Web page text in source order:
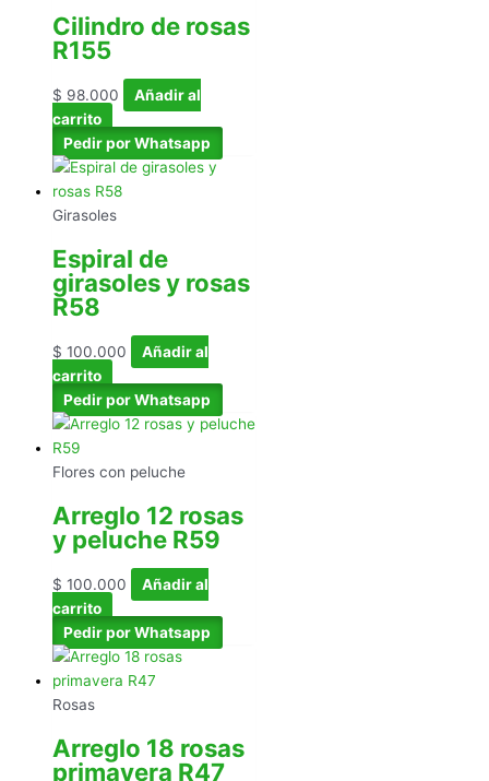
Cilindro de rosas
R155
$ 98.000
Añadir al
carrito
Pedir por Whatsapp
Girasoles
Espiral de
girasoles y rosas
R58
$ 100.000
Añadir al
carrito
Pedir por Whatsapp
Flores con peluche
Arreglo 12 rosas
y peluche R59
$ 100.000
Añadir al
carrito
Pedir por Whatsapp
Rosas
Arreglo 18 rosas
primavera R47